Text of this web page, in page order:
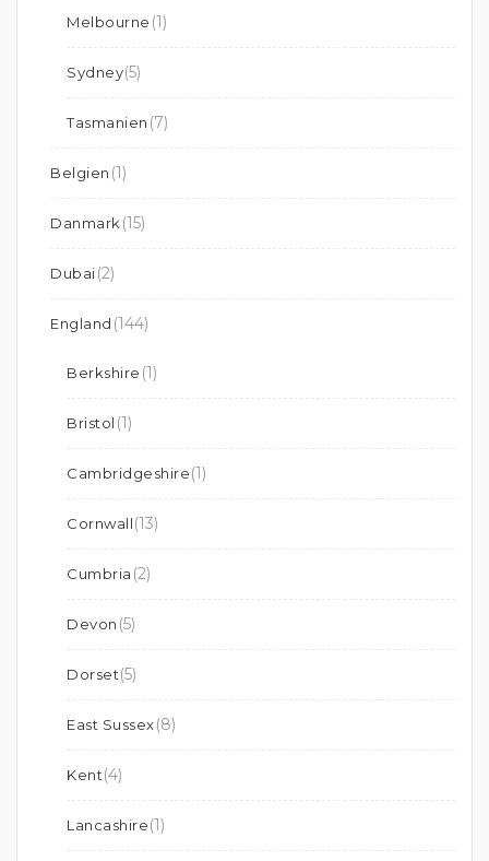
Melbourne (1)
Sydney(5)
Tasmanien (7)
Belgien (1)
Danmark (15)
Dubai(2)
England (144)
Berkshire (1)
Bristol (1)
Cambridgeshire(1)
Cornwall(13)
Cumbria (2)
Devon (5)
Dorset(5)
East Sussex(8)
Kent(4)
Lancashire(1)